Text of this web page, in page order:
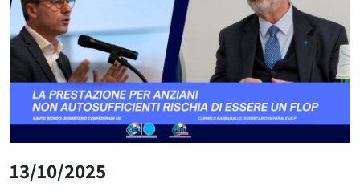
13/10/2025